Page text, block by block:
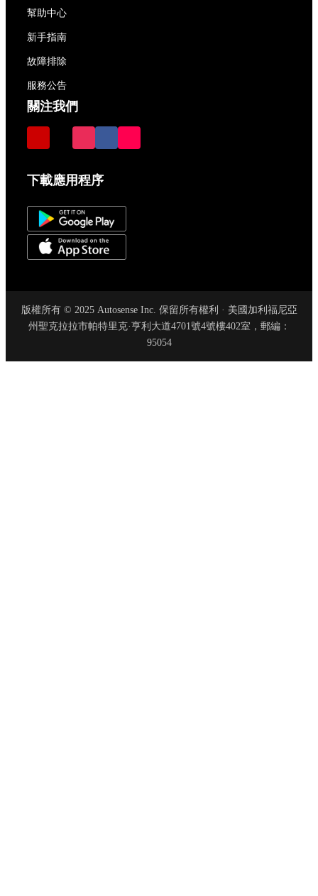
幫助中心
新手指南
故障排除
服務公告
關注我們
下載應用程序
版權所有 © 2025 Autosense Inc. 保留所有權利 · 美國加利福尼亞
州聖克拉拉市帕特里克·亨利大道4701號4號樓402室，郵編：
95054